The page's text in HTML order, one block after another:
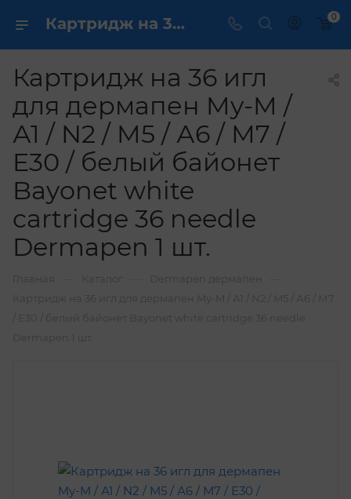
Картридж на 36 игл для дермапен My-M / А1 / N2 / M5 / А6 / М7 / E30 / белый байонет Bayonet white cartridge 36 needle Dermapen 1 шт. купить по выгодной цене в интернет магазине 0
Картридж на 36 игл
для дермапен My-M /
А1 / N2 / M5 / А6 / М7 /
E30 / белый байонет
Bayonet white
cartridge 36 needle
Dermapen 1 шт.